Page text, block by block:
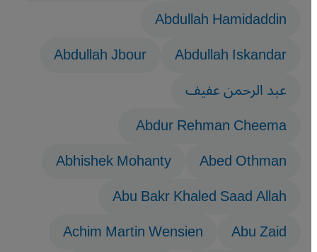
Abdullah Hamidaddin
Abdullah Iskandar
Abdullah Jbour
عبد الرحمن عفيف
Abdur Rehman Cheema
Abed Othman
Abhishek Mohanty
Abu Bakr Khaled Saad Allah
Abu Zaid
Achim Martin Wensien